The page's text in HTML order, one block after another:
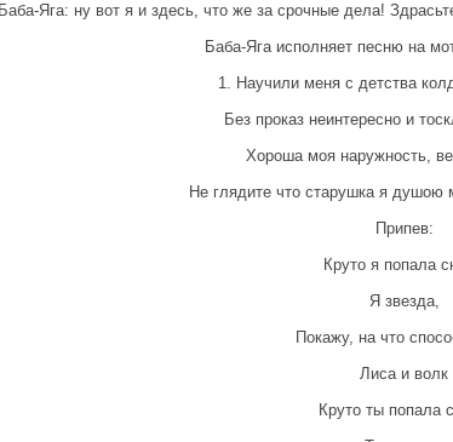
Яга: ну вот я и здесь, что же за срочные дела!
Баба-Яга исполняет песню на
1. Научили меня с детства
Без проказ неинтересно и
Хороша моя наружность,
Не глядите что старушка я
Припев:
Круто я попала
Я звезда,
Покажу, на что
Лиса и волк
Круто ты попала